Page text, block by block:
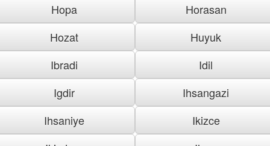
Hopa
Horasan
Hozat
Huyuk
Ibradi
Idil
Igdir
Ihsangazi
Ihsaniye
Ikizce